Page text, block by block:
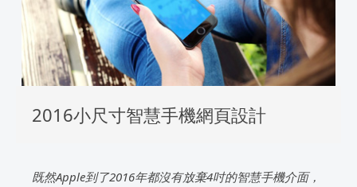
2016小尺寸智慧手機網頁設計
既然Apple到了2016年都沒有放棄4吋的智慧手機介面，